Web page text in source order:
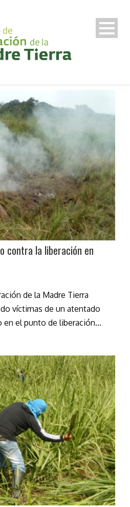
contra la liberación en
de la Madre Tierra
víctimas de un atentado
el punto de liberación...